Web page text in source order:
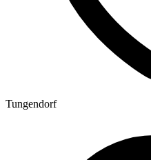
Tungendorf